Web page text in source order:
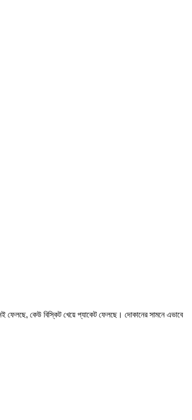
ফেলছে, কেউ বিস্কিট খেয়ে প্যাকেট ফেলছে। দোকানের সামনে এভাবে